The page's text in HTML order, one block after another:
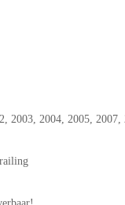
2003, 2004, 2005,